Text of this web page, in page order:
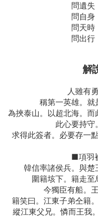
問遺失
問自身
問天時
問出行
解
人雖有
稱第一英雄。就
為挾泰山。以超北海。而
此心要持守
求得此簽者。必要存一
■項羽
韓信率諸侯兵。與楚
圍籍垓下。籍走至
今獨臣有船。
籍笑曰。江東子弟仝籍
縱江東父兄。憐而王我